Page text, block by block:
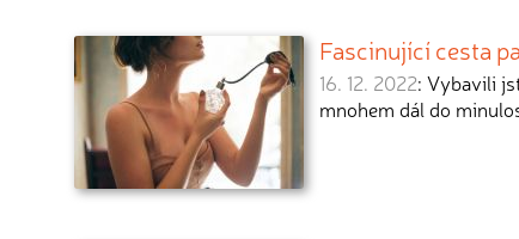
Fascinující cesta
16. 12. 2022: Vybavili
mnohem dál do